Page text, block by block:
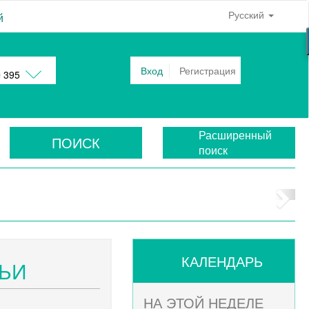
Русский
395 Вход Регистрация
ПОИСК
Расширенный
поиск
КАЛЕНДАРЬ
НА ЭТОЙ НЕДЕЛЕ